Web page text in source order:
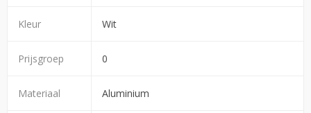
Kleur Wit
Prijsgroep 0
Materiaal Aluminium